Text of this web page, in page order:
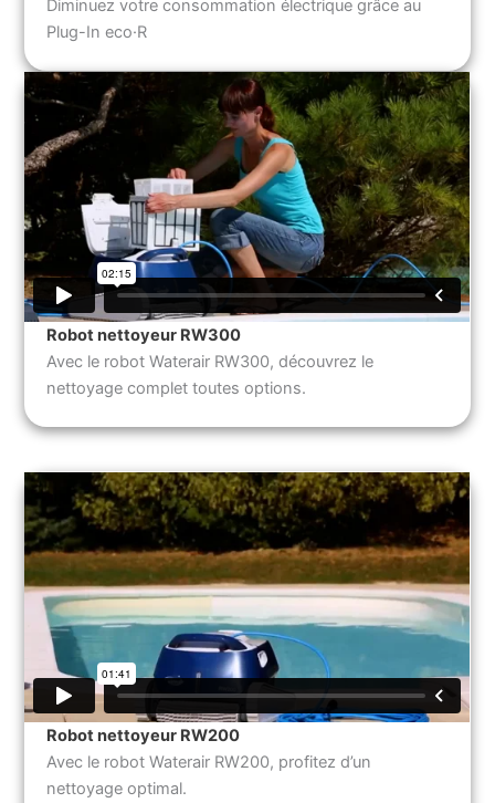
Diminuez votre consommation électrique grâce au
Plug-In eco·R
Robot nettoyeur RW300
Avec le robot Waterair RW300, découvrez le
nettoyage complet toutes options.
Robot nettoyeur RW200
Avec le robot Waterair RW200, profitez d’un
nettoyage optimal.